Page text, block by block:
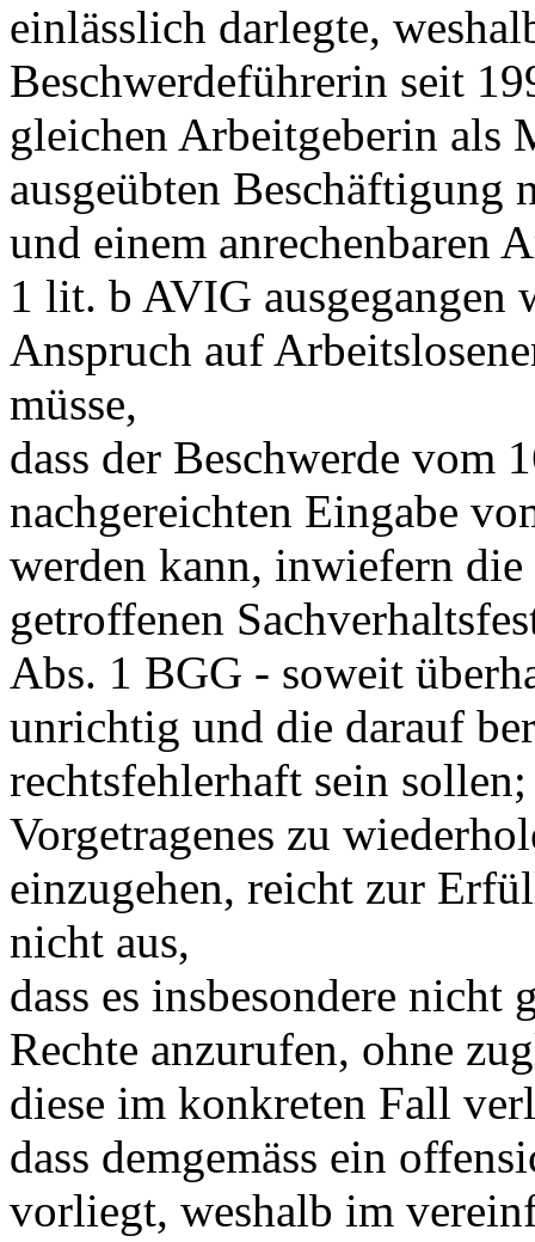
einlässlich darlegte,
Beschwerdeführerin seit
gleichen Arbeitgeberin als
ausgeübten
und einem anrechenbaren
1 lit. b AVIG
Anspruch auf
müsse,
dass der Beschwerde vom
nachgereichten Eingabe
werden kann, inwiefern
getroffenen
Abs. 1 BGG - soweit
unrichtig und die darauf
rechtsfehlerhaft sein
Vorgetragenes zu
einzugehen, reicht zur
nicht aus,
dass es insbesondere nicht
Rechte anzurufen, ohne
diese im konkreten Fall
dass demgemäss ein
vorliegt, weshalb im